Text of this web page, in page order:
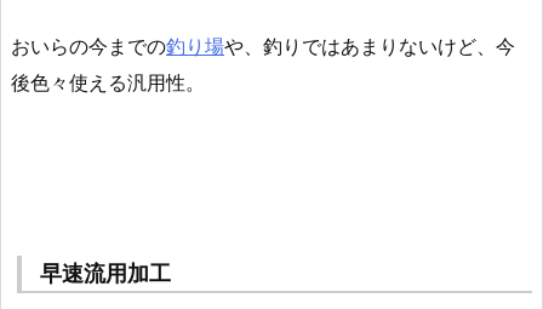
おいらの今までの釣り場や、釣りではあまりないけど、今
後色々使える汎用性。
早速流用加工